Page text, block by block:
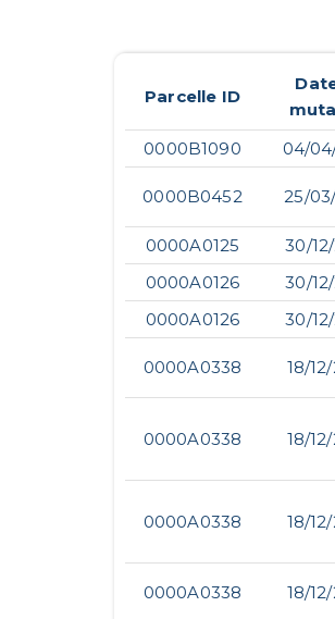
Parcelle ID
0000B1090
04/
0000B0452 25/
0000A0125 30/
0000A0126
30/
0000A0126
30/
0000A0338 18/
0000A0338 18/
0000A0338 18/
0000A0338 18/